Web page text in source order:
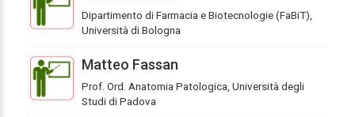
Dipartimento di Farmacia e Biotecnologie (FaBiT),
Università di Bologna
Matteo Fassan
Prof. Ord. Anatomia Patologica, Università degli
Studi di Padova